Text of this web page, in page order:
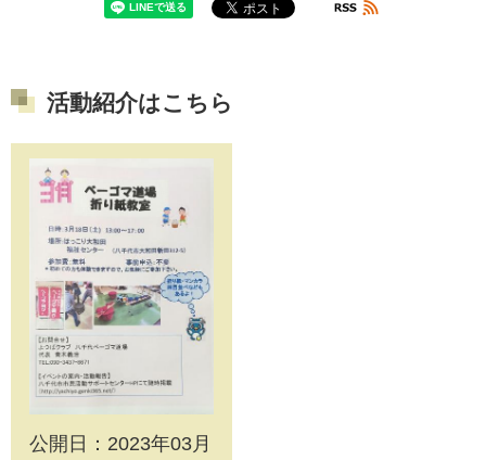
活動紹介はこちら
公開日：2023年03月